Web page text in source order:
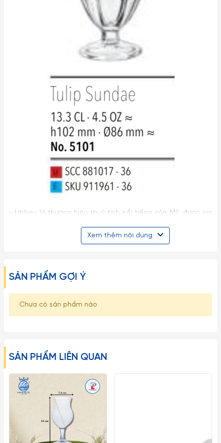
- Libbey là thương hiệu thuỷ tinh nổi tiếng của Mỹ, được coi
là một trong những hãng sản xuất thủy tinh lớn nhất toàn
cầu, được thành lập từ năm 1818 với các dòng sản phẩm
Lan, Bồ Đào Nha và Trung Quốc (2 nhà máy).
giản và hữu dụng, hoặc thanh mảnh và sang trọng.
- Không khó khăn để nhận biết độ lớn của Libbey thông qua
sự đa dạng về mẫu mã, về dung tích trong cùng một thiết
kế. Libbey còn được biết đến về độ bền nổi trội, đóng góp
đáng kể về mặt hiệu quả kinh tế cho các khách hàng khu vực
khách sạn, nhà hàng, quán cafe.
Xem thêm nội dung
SẢN PHẨM GỢI Ý
Chưa có sản phẩm nào
SẢN PHẨM LIÊN QUAN